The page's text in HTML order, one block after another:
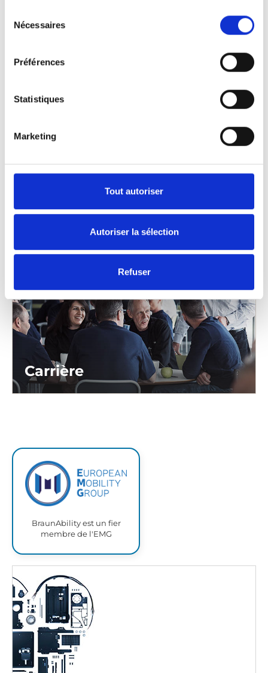
Nécessaires
Préférences
Statistiques
Marketing
Tout autoriser
Autoriser la sélection
Refuser
Nouvelles et presse
Carrière
BraunAbility est un fier
membre de l'EMG